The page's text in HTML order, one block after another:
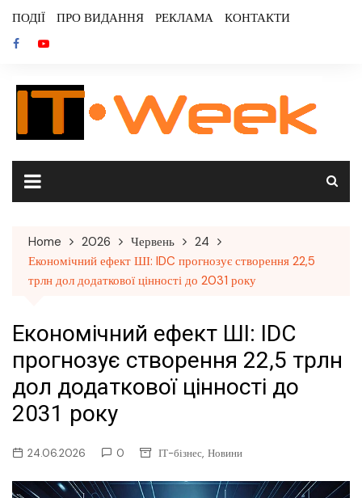
content
ПОДІЇ ПРО ВИДАННЯ РЕКЛАМА КОНТАКТИ
Home 2026 Червень
24
Економічний ефект ШІ: IDC прогнозує створення 22,5
трлн дол додаткової цінності до 2031 року
Економічний ефект ШІ: IDC
прогнозує створення 22,5 трлн
дол додаткової цінності до
2031 року
24.06.2026 0 ІТ-бізнес, Новини